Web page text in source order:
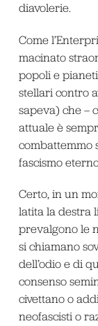
diavolerie.
Come
macinato
popoli e
stellari contro
sapeva) che –
attuale è
combattemmo
fascismo
Certo, in un
latita la destra
prevalgono le
si chiamano
dell’odio e di
consenso
civettano o
neofascisti o